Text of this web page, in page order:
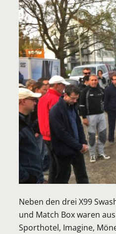
Neben den drei X99
und Match Box waren
Sporthotel, Imagine,